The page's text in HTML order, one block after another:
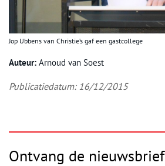
Jop Ubbens van Christie’s gaf een gastcollege
Auteur: Arnoud van Soest
Publicatiedatum: 16/12/2015
Ontvang de nieuwsbrief